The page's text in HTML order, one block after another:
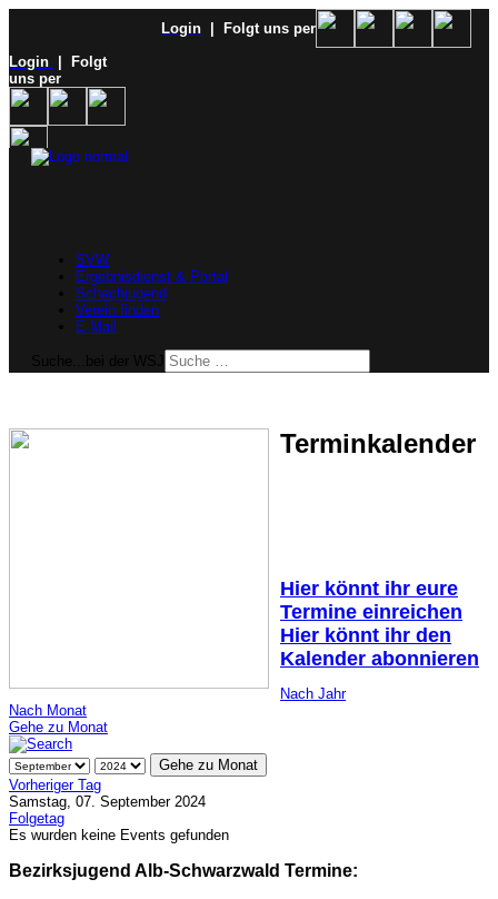
Login
| Folgt uns per
Login
| Folgt
uns per
SVW
Ergebnisdienst & Portal
Schachjugend
Verein finden
E-Mail
Terminkalender
Hier könnt ihr eure
Termine einreichen
Hier könnt ihr den
Kalender abonnieren
Nach Jahr
Nach Monat
Gehe zu Monat
Gehe zu Monat
Vorheriger Tag
Samstag, 07. September 2024
Folgetag
Es wurden keine Events gefunden
Bezirksjugend Alb-Schwarzwald Termine: